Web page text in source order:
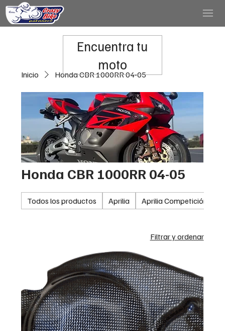
Inicio Honda CBR 1000RR 04-05
Honda CBR 1000RR 04-05
Todos los productos Aprilia Aprilia Competición
Filtrar y ordenar
Encuentra tu
moto